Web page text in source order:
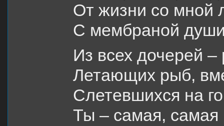
От жизни со мной
С мембраной
Из всех дочерей –
Летающих рыб,
Слетевшихся на
Ты – самая, самая